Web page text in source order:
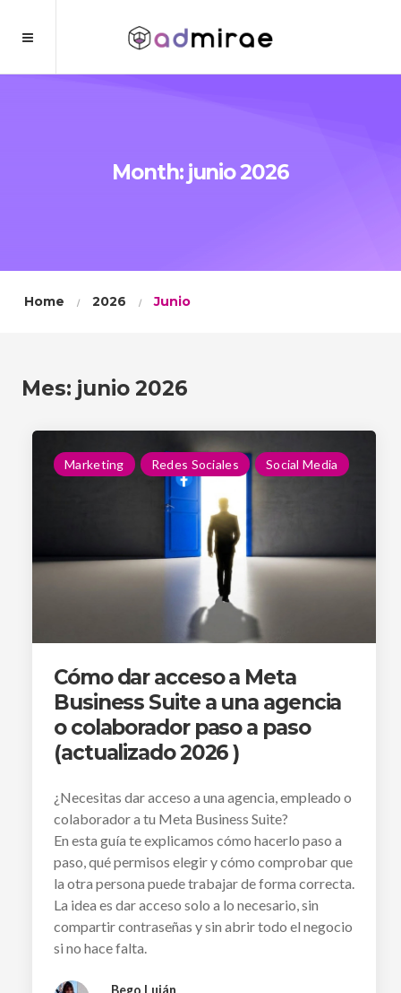
Month: junio 2026
Home 2026 Junio
Mes: junio 2026
Marketing Redes Sociales Social Media
Cómo dar acceso a Meta
Business Suite a una agencia
o colaborador paso a paso
(actualizado 2026 )
¿Necesitas dar acceso a una agencia, empleado o
colaborador a tu Meta Business Suite?
En esta guía te explicamos cómo hacerlo paso a
paso, qué permisos elegir y cómo comprobar que
la otra persona puede trabajar de forma correcta.
La idea es dar acceso solo a lo necesario, sin
compartir contraseñas y sin abrir todo el negocio
si no hace falta.